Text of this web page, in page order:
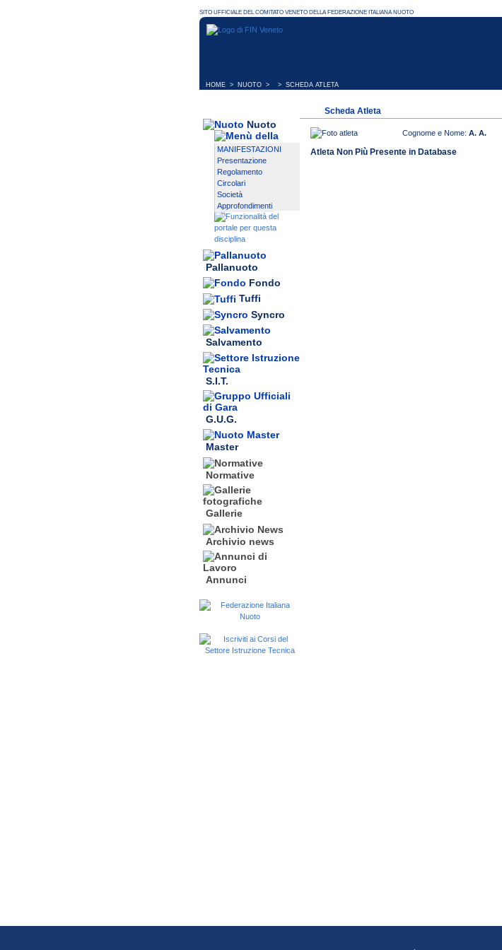
HOME > NUOTO > > SCHEDA ATLETA
Nuoto
MANIFESTAZIONI
Presentazione
Regolamento
Circolari
Società
Approfondimenti
Pallanuoto
Fondo
Tuffi
Syncro
Salvamento
S.I.T.
G.U.G.
Master
Normative
Gallerie
Archivio news
Annunci
Scheda Atleta
Cognome e Nome: A. A.
Atleta Non Più Presente in Database